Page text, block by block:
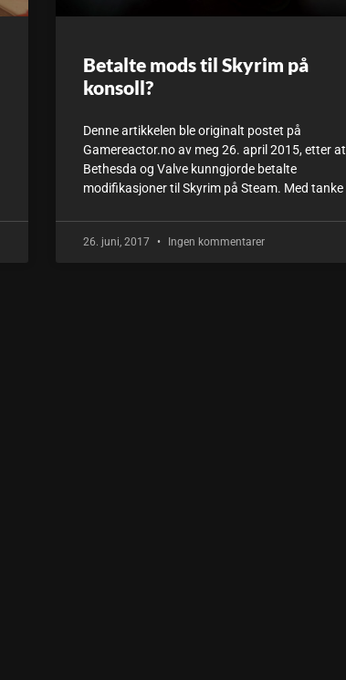
Betalte mods til Skyrim på
konsoll?
Denne artikkelen ble originalt postet på
Gamereactor.no av meg 26. april 2015, etter at
Bethesda og Valve kunngjorde betalte
modifikasjoner til Skyrim på Steam. Med tanke
26. juni, 2017 Ingen kommentarer